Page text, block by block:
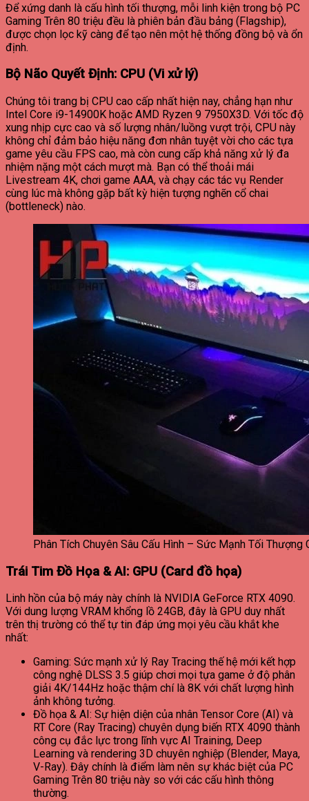
Để xứng danh là cấu hình tối thượng, mỗi linh kiện trong bộ PC
Gaming Trên 80 triệu đều là phiên bản đầu bảng (Flagship),
được chọn lọc kỹ càng để tạo nên một hệ thống đồng bộ và ổn
định.
Bộ Não Quyết Định: CPU (Vi xử lý)
Chúng tôi trang bị CPU cao cấp nhất hiện nay, chẳng hạn như
Intel Core i9-14900K hoặc AMD Ryzen 9 7950X3D. Với tốc độ
xung nhịp cực cao và số lượng nhân/luồng vượt trội, CPU này
không chỉ đảm bảo hiệu năng đơn nhân tuyệt vời cho các tựa
game yêu cầu FPS cao, mà còn cung cấp khả năng xử lý đa
nhiệm nặng một cách mượt mà. Bạn có thể thoải mái
Livestream 4K, chơi game AAA, và chạy các tác vụ Render
cùng lúc mà không gặp bất kỳ hiện tượng nghẽn cổ chai
(bottleneck) nào.
Phân Tích Chuyên Sâu Cấu Hình – Sức Mạnh Tối Thượng
Trái Tim Đồ Họa & AI: GPU (Card đồ họa)
Linh hồn của bộ máy này chính là NVIDIA GeForce RTX 4090.
Với dung lượng VRAM khổng lồ 24GB, đây là GPU duy nhất
trên thị trường có thể tự tin đáp ứng mọi yêu cầu khắt khe
nhất:
Gaming: Sức mạnh xử lý Ray Tracing thế hệ mới kết hợp
công nghệ DLSS 3.5 giúp chơi mọi tựa game ở độ phân
giải 4K/144Hz hoặc thậm chí là 8K với chất lượng hình
ảnh không tưởng.
Đồ họa & AI: Sự hiện diện của nhân Tensor Core (AI) và
RT Core (Ray Tracing) chuyên dụng biến RTX 4090 thành
công cụ đắc lực trong lĩnh vực AI Training, Deep
Learning và rendering 3D chuyên nghiệp (Blender, Maya,
V-Ray). Đây chính là điểm làm nên sự khác biệt của PC
Gaming Trên 80 triệu này so với các cấu hình thông
thường.